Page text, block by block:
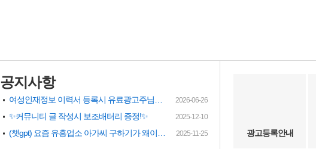
공지사항
2026-06-26
✨커뮤니티 글 작성시 보조배터리 증정!✨ 2025-12-10
2025-11-25 광고등록안내